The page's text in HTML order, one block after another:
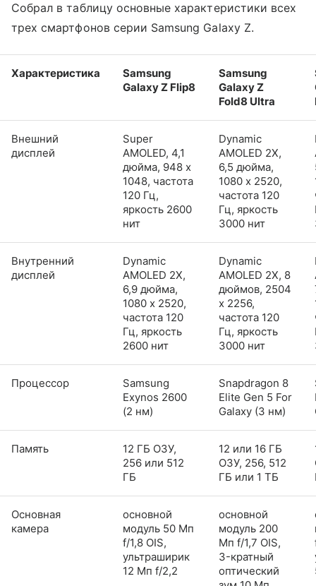
Собрал в таблицу основные характеристики всех
трех смартфонов серии Samsung Galaxy Z.
Характеристика
Samsung
Galaxy Z Flip8
Samsung
Galaxy Z
Fold8 Ultra
Внешний
дисплей
Super
AMOLED, 4,1
дюйма, 948 x
1048, частота
120 Гц,
яркость 2600
нит
Dynamic
AMOLED 2X,
6,5 дюйма,
1080 x 2520,
частота 120
Гц, яркость
3000 нит
Внутренний
дисплей
Dynamic
AMOLED 2X,
6,9 дюйма,
1080 x 2520,
частота 120
Гц, яркость
2600 нит
Dynamic
AMOLED 2X, 8
дюймов, 2504
x 2256,
частота 120
Гц, яркость
3000 нит
Процессор
Samsung
Exynos 2600
(2 нм)
Snapdragon 8
Elite Gen 5 For
Galaxy (3 нм)
Память
12 ГБ ОЗУ,
256 или 512
ГБ
12 или 16 ГБ
ОЗУ, 256, 512
ГБ или 1 ТБ
Основная
камера
основной
модуль 50 Мп
f/1,8 OIS,
ультраширик
12 Мп f/2,2
основной
модуль 200
Мп f/1,7 OIS,
3-кратный
оптический